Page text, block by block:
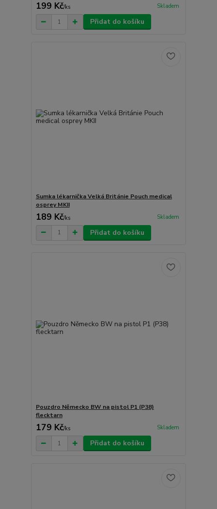
199 Kč/ks Skladem
Přidat do košíku
Sumka lékarnička Velká Británie Pouch medical
osprey MKII
189 Kč/ks Skladem
Přidat do košíku
Pouzdro Německo BW na pistol P1 (P38)
flecktarn
179 Kč/ks Skladem
Přidat do košíku